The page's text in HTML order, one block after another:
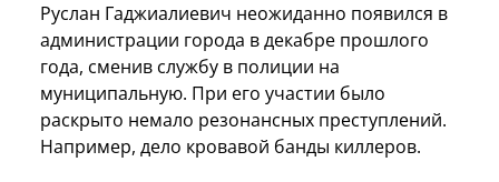
Руслан Гаджиалиевич неожиданно появился в
администрации города в декабре прошлого
года, сменив службу в полиции на
муниципальную. При его участии было
раскрыто немало резонансных преступлений.
Например, дело кровавой банды киллеров.